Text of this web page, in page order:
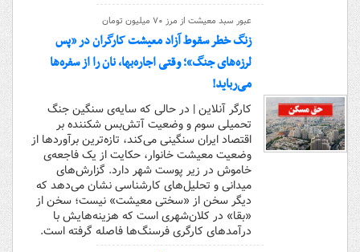
عبور سبد معیشت از مرز ۷۰ میلیون تومان
زنگ خطر سقوط آزاد معیشت کارگران در «پس
لرزه‌های جنگ»؛ وقتی اجاره‌بها، نان را از سفره‌ها
می‌رباید!
کارگر آنلاین | در حالی که سایه‌ی سنگین جنگ
تحمیلی سوم و وضعیت آتش‌بس شکننده بر
اقتصاد ایران سنگینی می‌کند، تازه‌ترین برآوردها از
وضعیت معیشت خانوار، حکایت از یک فاجعه‌ی
خاموش در زیر پوست شهر دارد. گزارش‌های
میدانی و تحلیل‌های کارشناسی نشان می‌دهد که
دیگر سخن از «سختی معیشت» نیست؛ سخن از
«بقا» در کلان‌شهری است که هزینه‌هایش با
درآمدهای کارگری فرسنگ‌ها فاصله گرفته است.